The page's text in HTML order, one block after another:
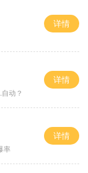
详情
动？
详情
率
详情